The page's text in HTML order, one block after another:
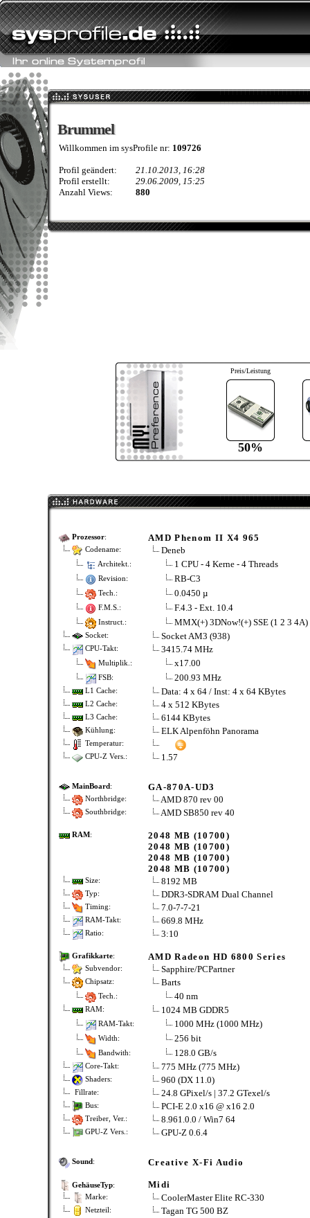
Brummel
Brummel
Willkommen im sysProfile nr: 109726
Profil geändert:
21.10.2013, 16:28
Profil erstellt:
29.06.2009, 15:25
Anzahl Views:
880
Preis/Leistung
50%
Prozessor: AMD Phenom II X4 965
Codename: Deneb
Architekt.: 1 CPU - 4 Kerne - 4 Threads
Revision: RB-C3
Tech.: 0.0450 µ
F.M.S.: F.4.3 - Ext. 10.4
Instruct.: MMX(+) 3DNow!(+) SSE (1 2 3
Socket: Socket AM3 (938)
CPU-Takt: 3415.74 MHz
Multiplik.: x17.00
FSB: 200.93 MHz
L1 Cache: Data: 4 x 64 / Inst: 4 x 64 KBytes
L2 Cache: 4 x 512 KBytes
L3 Cache: 6144 KBytes
Kühlung: ELK Alpenföhn Panorama
Temperatur:
CPU-Z Vers.:
1.57
MainBoard: GA-870A-UD3
Northbridge: AMD 870 rev 00
Southbridge: AMD SB850 rev 40
RAM:
2048 MB (10700)
2048 MB (10700)
2048 MB (10700)
2048 MB (10700)
Size: 8192 MB
Typ: DDR3-SDRAM Dual Channel
Timing: 7.0-7-7-21
RAM-Takt: 669.8 MHz
Ratio: 3:10
Grafikkarte: AMD Radeon HD 6800 Series
Subvendor: Sapphire/PCPartner
Chipsatz: Barts
Tech.: 40 nm
RAM: 1024 MB GDDR5
RAM-Takt: 1000 MHz (1000 MHz)
Width: 256 bit
Bandwith: 128.0 GB/s
Core-Takt: 775 MHz (775 MHz)
Shaders: 960 (DX 11.0)
Fillrate: 24.8 GPixel/s | 37.2 GTexel/s
Bus: PCI-E 2.0 x16 @ x16 2.0
Treiber, Ver.: 8.961.0.0 / Win7 64
GPU-Z Vers.: GPU-Z 0.6.4
Sound: Creative X-Fi Audio
GehäuseTyp: Midi
Marke: CoolerMaster Elite RC-330
Netzteil: Tagan TG 500 BZ